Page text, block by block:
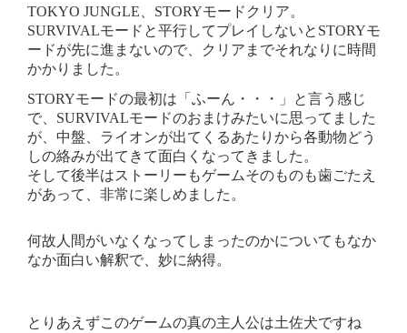
TOKYO JUNGLE、STORYモードクリア。
SURVIVALモードと平行してプレイしないとSTORYモ
ードが先に進まないので、クリアまでそれなりに時間
かかりました。
STORYモードの最初は「ふーん・・・」と言う感じ
で、SURVIVALモードのおまけみたいに思ってました
が、中盤、ライオンが出てくるあたりから各動物どう
しの絡みが出てきて面白くなってきました。
そして後半はストーリーもゲームそのものも歯ごたえ
があって、非常に楽しめました。
何故人間がいなくなってしまったのかについてもなか
なか面白い解釈で、妙に納得。
とりあえずこのゲームの真の主人公は土佐犬ですね